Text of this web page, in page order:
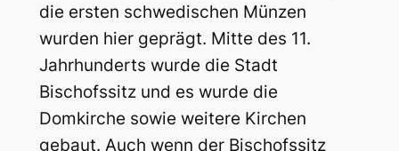
die ersten schwedischen Münzen
wurden hier geprägt. Mitte des 11.
Jahrhunderts wurde die Stadt
Bischofssitz und es wurde die
Domkirche sowie weitere Kirchen
gebaut. Auch wenn der Bischofssitz